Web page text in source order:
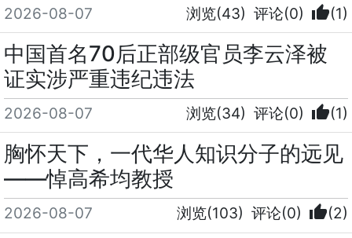
2026-08-07 浏览(43) 评论(0) thumb_up(1)
中国首名70后正部级官员李云泽被
证实涉严重违纪违法
2026-08-07 浏览(34) 评论(0) thumb_up(1)
胸怀天下，一代华人知识分子的远见
——悼高希均教授
2026-08-07 浏览(103) 评论(0) thumb_up(2)